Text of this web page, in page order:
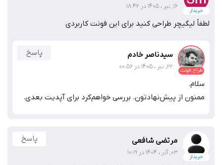
خریدار
16, تیر ، 1405 در 18:42
لطفاً لیگیچر طراحی کنید برای این فونت کاربردی
طراح فونت
سیدناصر خادم
22, تیر ، 1405 در 00:56
پاسخ
سلام.
ممنون از پیش‌نهادتون. بررسی خواهم‌کرد برای آپدیت بعدی.
خریدار
مرتضی شافعی
03, آذر ، 1404 در 10:19
پاسخ